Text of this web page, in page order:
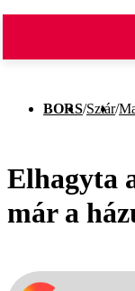
BORS/Sztár/
Elhagyta
már a